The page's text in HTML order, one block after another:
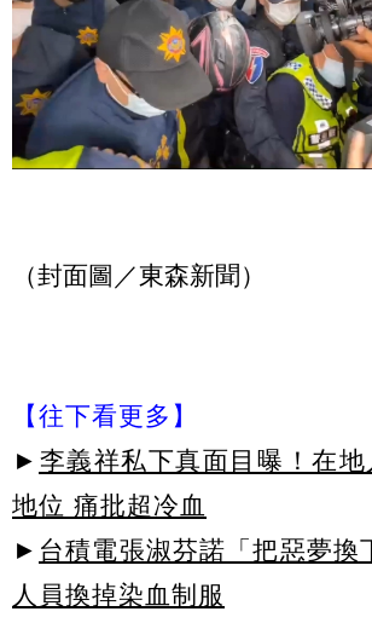
（封面圖／東森新聞）
【往下看更多】
► 李義祥私下真面目曝！在
地位 痛批超冷血
► 台積電張淑芬諾「把惡夢換
人員換掉染血制服